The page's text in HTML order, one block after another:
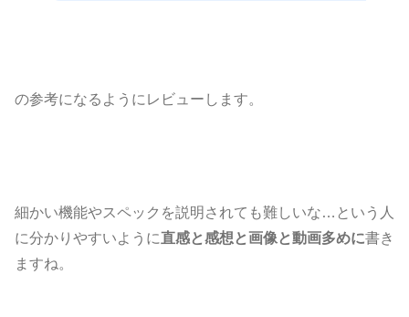
の参考になるようにレビューします。
細かい機能やスペックを説明されても難しいな…という人
に分かりやすいように直感と感想と画像と動画多めに書き
ますね。